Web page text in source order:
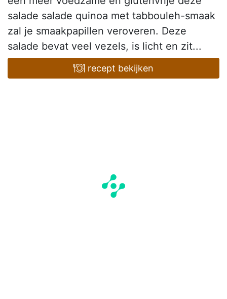
salade salade quinoa met tabbouleh-smaak
zal je smaakpapillen veroveren. Deze
salade bevat veel vezels, is licht en zit...
recept bekijken